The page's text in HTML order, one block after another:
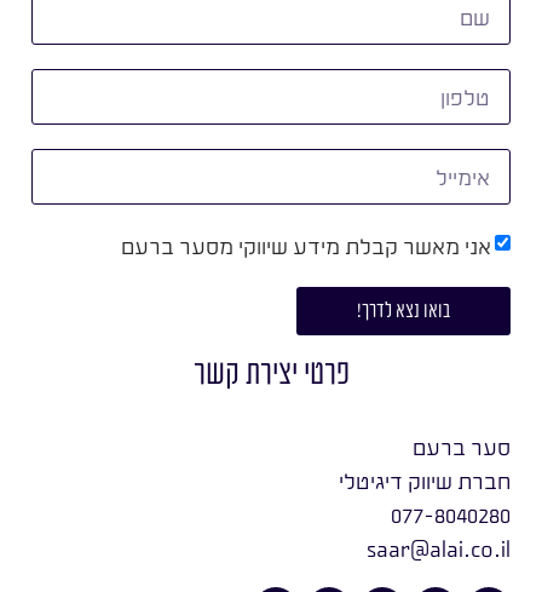
אני מאשר קבלת מידע שיווקי מסער ברעם
בואו נצא לדרך!
פרטי יצירת קשר
סער ברעם
חברת שיווק דיגיטלי
077-8040280
saar@alai.co.il